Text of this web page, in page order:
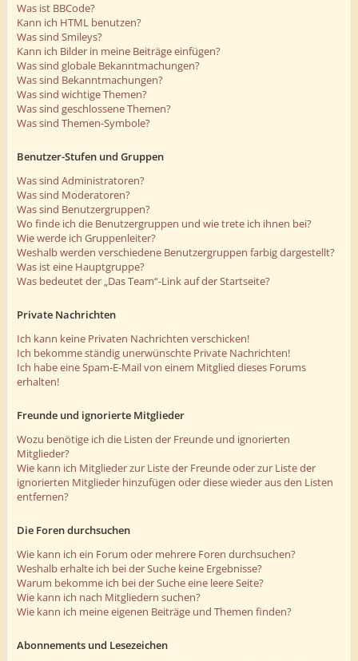
Was ist BBCode?
Kann ich HTML benutzen?
Was sind Smileys?
Kann ich Bilder in meine Beiträge einfügen?
Was sind globale Bekanntmachungen?
Was sind Bekanntmachungen?
Was sind wichtige Themen?
Was sind geschlossene Themen?
Was sind Themen-Symbole?
Benutzer-Stufen und Gruppen
Was sind Administratoren?
Was sind Moderatoren?
Was sind Benutzergruppen?
Wo finde ich die Benutzergruppen und wie trete ich ihnen bei?
Wie werde ich Gruppenleiter?
Weshalb werden verschiedene Benutzergruppen farbig dargestellt?
Was ist eine Hauptgruppe?
Was bedeutet der „Das Team“-Link auf der Startseite?
Private Nachrichten
Ich kann keine Privaten Nachrichten verschicken!
Ich bekomme ständig unerwünschte Private Nachrichten!
Ich habe eine Spam-E-Mail von einem Mitglied dieses Forums
erhalten!
Freunde und ignorierte Mitglieder
Wozu benötige ich die Listen der Freunde und ignorierten
Mitglieder?
Wie kann ich Mitglieder zur Liste der Freunde oder zur Liste der
ignorierten Mitglieder hinzufügen oder diese wieder aus den Listen
entfernen?
Die Foren durchsuchen
Wie kann ich ein Forum oder mehrere Foren durchsuchen?
Weshalb erhalte ich bei der Suche keine Ergebnisse?
Warum bekomme ich bei der Suche eine leere Seite?
Wie kann ich nach Mitgliedern suchen?
Wie kann ich meine eigenen Beiträge und Themen finden?
Abonnements und Lesezeichen